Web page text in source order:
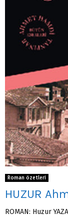
Roman özetleri
HUZUR
ROMAN: Huzur